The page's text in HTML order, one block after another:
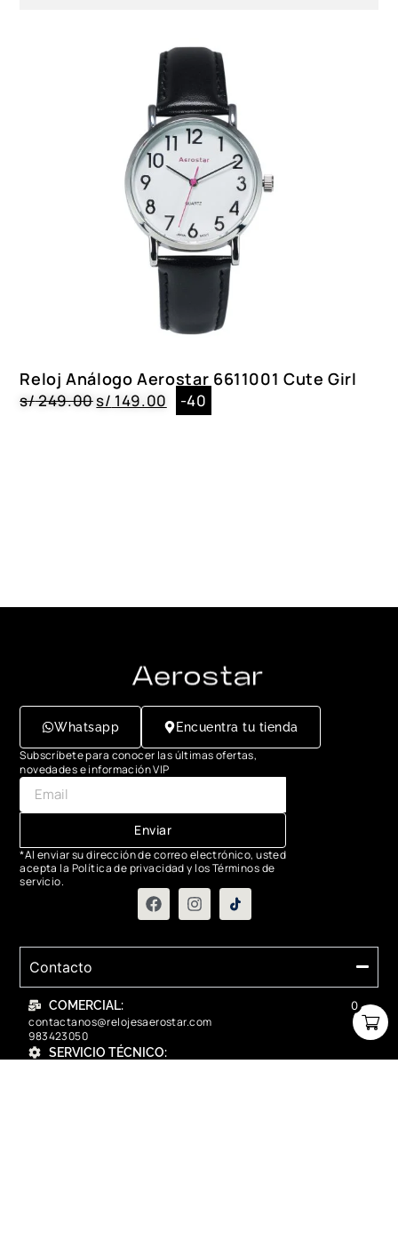
0
Reloj Análogo Aerostar 6611001 Cute Girl
s/249.00s/ 149.00 -40
Whatsapp Encuentra tu tienda
Subscríbete para conocer las últimas ofertas,
novedades e información VIP
Enviar
*Al enviar su dirección de correo electrónico, usted
acepta la Política de privacidad y los Términos de
servicio.
Contacto
COMERCIAL:
contactanos@relojesaerostar.com
983423050
SERVICIO TÉCNICO: